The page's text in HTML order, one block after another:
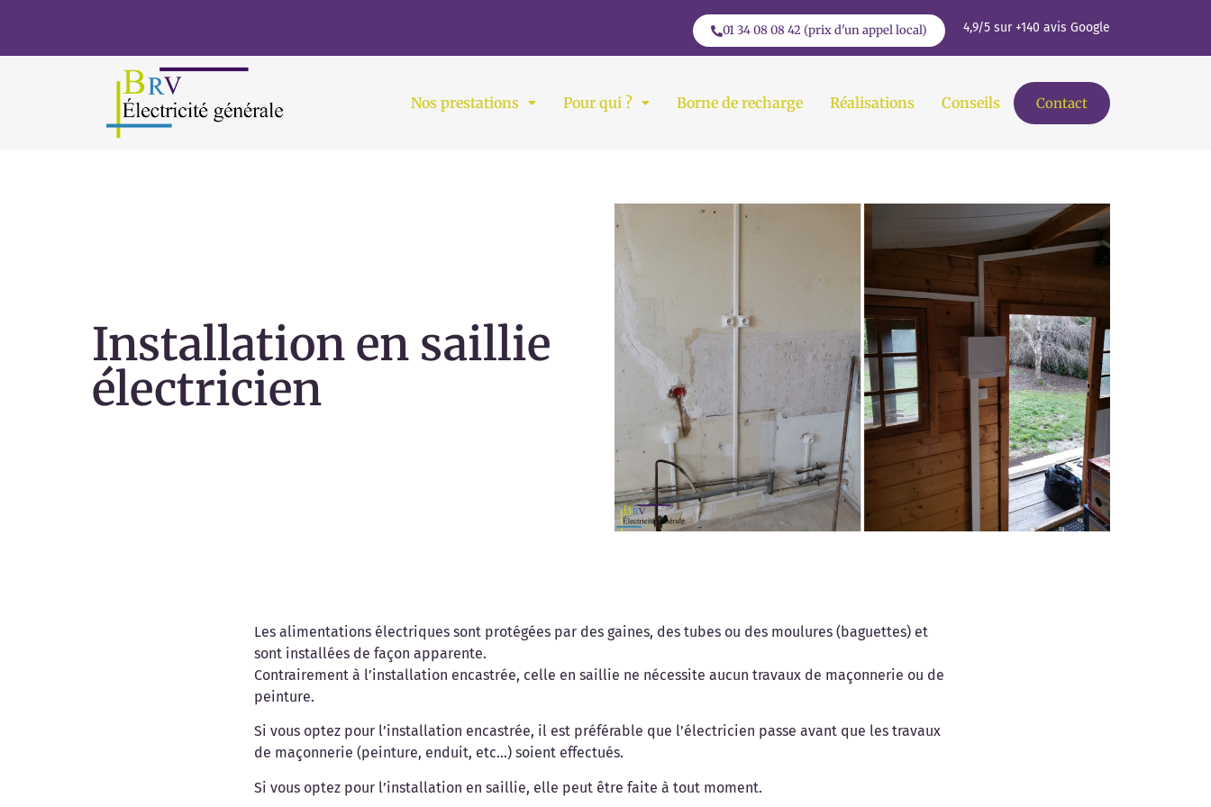
01 34 08 08 42 (prix d'un appel local) 4,9/5 sur +140 avis Google
Nos prestations Pour qui ? Borne de recharge Réalisations Conseils Contact
Installation en saillie
électricien
Les alimentations électriques sont protégées par des gaines, des tubes ou des moulures (baguettes) et
sont installées de façon apparente.
Contrairement à l’installation encastrée, celle en saillie ne nécessite aucun travaux de maçonnerie ou de
peinture.
Si vous optez pour l’installation encastrée, il est préférable que l’électricien passe avant que les travaux
de maçonnerie (peinture, enduit, etc…) soient effectués.
Si vous optez pour l’installation en saillie, elle peut être faite à tout moment.